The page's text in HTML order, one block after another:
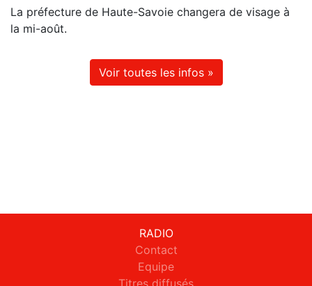
La préfecture de Haute-Savoie changera de visage à
la mi-août.
Voir toutes les infos »
RADIO
Contact
Equipe